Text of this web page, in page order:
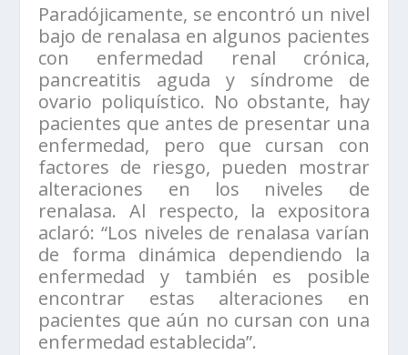
Paradójicamente, se encontró un nivel
bajo de renalasa en algunos pacientes
con enfermedad renal crónica,
pancreatitis aguda y síndrome de
ovario poliquístico. No obstante, hay
pacientes que antes de presentar una
enfermedad, pero que cursan con
factores de riesgo, pueden mostrar
alteraciones en los niveles de
renalasa. Al respecto, la expositora
aclaró: “Los niveles de renalasa varían
de forma dinámica dependiendo la
enfermedad y también es posible
encontrar estas alteraciones en
pacientes que aún no cursan con una
enfermedad establecida”.